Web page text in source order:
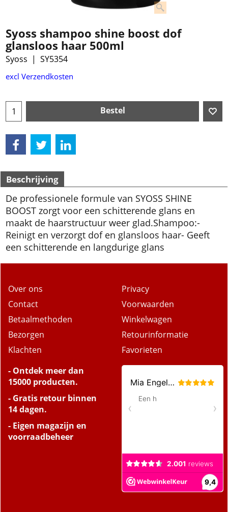
Syoss shampoo shine boost dof
glansloos haar 500ml
Syoss SY5354
€4.99
Bestel
Beschrijving
De professionele formule van SYOSS SHINE
BOOST zorgt voor een schitterende glans en
maakt de haarstructuur weer glad.Shampoo:-
Reinigt en verzorgt dof en glansloos haar
een schitterende en langdurige glans
Over ons
Contact
Betaalmethoden
Bezorgen
Klachten
Privacy
Voorwaarden
Winkelwagen
Retourinformatie
Favorieten
- Ontdek meer dan
15000 producten.
- Gratis retour binnen
14 dagen.
- Eigen magazijn en